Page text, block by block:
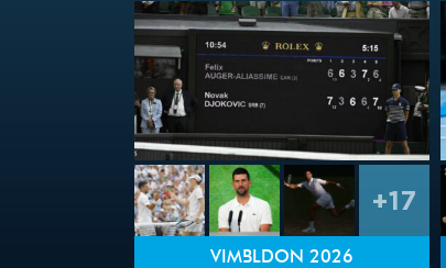
+17
VIMBLDON 2026